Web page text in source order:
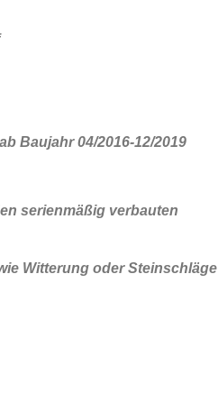
Baujahr 04/2016-12/2019
serienmäßig verbauten
Witterung oder Steinschläge